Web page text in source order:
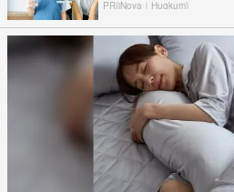
PR(iNova｜Hugkum)